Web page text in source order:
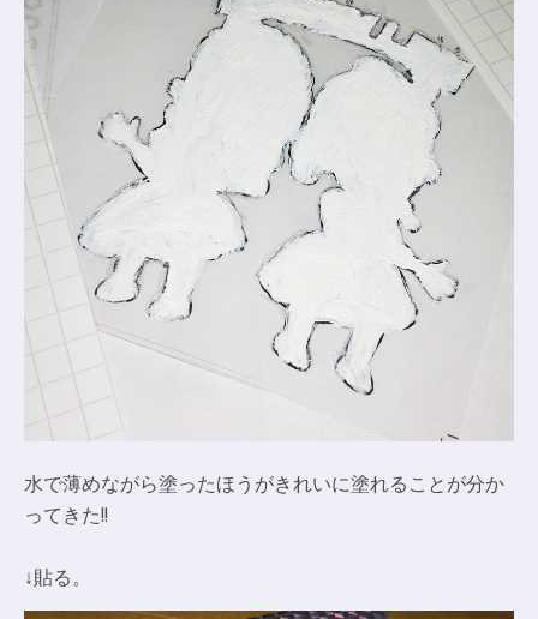
水で薄めながら塗ったほうがきれいに塗れることが分か
ってきた!!
↓貼る。